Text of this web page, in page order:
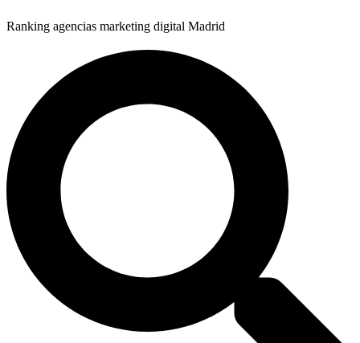
Ranking agencias marketing digital Madrid